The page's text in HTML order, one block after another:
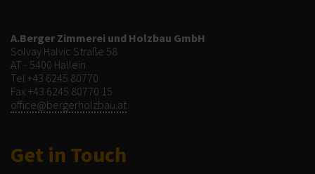
A.Berger Zimmerei und Holzbau GmbH
Solvay Halvic Straße 58
AT - 5400 Hallein
Tel +43 6245 80770
Fax +43 6245 80770 15
office@bergerholzbau.at
Get in Touch